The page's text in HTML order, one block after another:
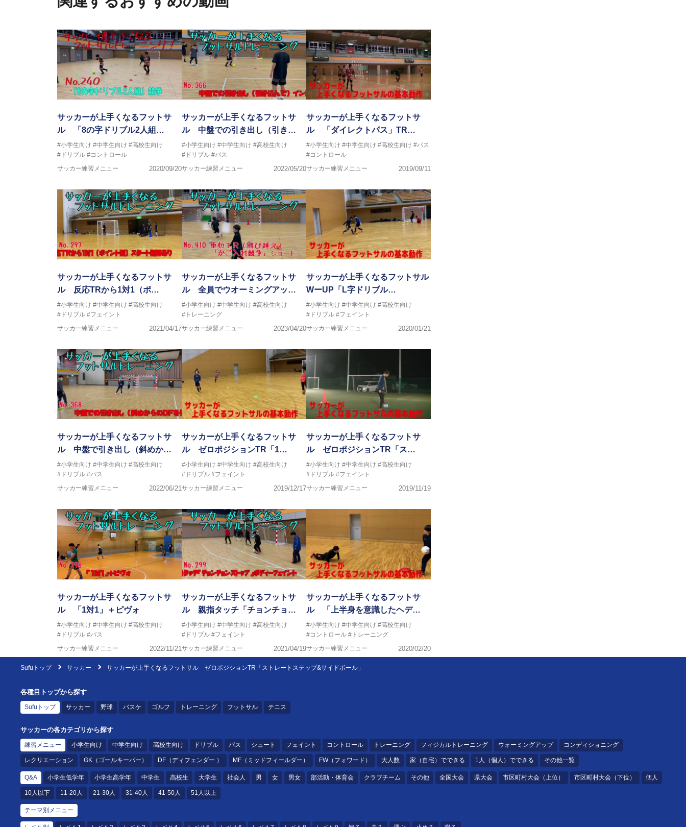
2020年 -東京ヴェルディフットサルチームＳＤ（総監督）
ットサル選手となる
そのフットサルで、日本代表、イタリアセリエＡでプレーをするまでになった経験を、より多くの
子供たちに伝えさせて頂く為に今回参加させていただきました
サッカーが上手くなるフットサ
ル 「8の字ドリブル2人組…
#小学生向け #中学生向け #高校生向け
#ドリブル #コントロール
サッカー練習メニュー
2020/09/20
サッカーが上手くなるフットサ
ル 中盤での引き出し（引き…
#小学生向け #中学生向け #高校生向け
#ドリブル #パス
サッカー練習メニュー
2022/05/20
サッカーが上手くなるフットサ
ル 「ダイレクトパス」TR…
#小学生向け #中学生向け #高校生向け #パス
#コントロール
サッカー練習メニュー
2019/09/11
サッカーが上手くなるフットサ
ル 反応TRから1対1（ポ…
#小学生向け #中学生向け #高校生向け
#ドリブル #フェイント
サッカー練習メニュー
2021/04/17
サッカーが上手くなるフットサ
ル 全員でウオーミングアッ…
#小学生向け #中学生向け #高校生向け
#トレーニング
サッカー練習メニュー
2023/04/20
サッカーが上手くなるフットサル
WーUP「L字ドリブル…
#小学生向け #中学生向け #高校生向け
#ドリブル #フェイント
サッカー練習メニュー
2020/01/21
サッカーが上手くなるフットサ
ル 中盤で引き出し（斜めか…
#小学生向け #中学生向け #高校生向け
#ドリブル #パス
サッカー練習メニュー
2022/06/21
サッカーが上手くなるフットサ
ル ゼロポジションTR「1…
#小学生向け #中学生向け #高校生向け
#ドリブル #フェイント
サッカー練習メニュー
2019/12/17
サッカーが上手くなるフットサ
ル ゼロポジションTR「ス…
#小学生向け #中学生向け #高校生向け
#ドリブル #フェイント
サッカー練習メニュー
2019/11/19
サッカーが上手くなるフットサ
ル 「1対1」＋ピヴォ
#小学生向け #中学生向け #高校生向け
#ドリブル #パス
サッカー練習メニュー
2022/11/21
サッカーが上手くなるフットサ
ル 親指タッチ「チョンチョ…
#小学生向け #中学生向け #高校生向け
#ドリブル #フェイント
サッカー練習メニュー
2021/04/19
サッカーが上手くなるフットサ
ル 「上半身を意識したヘデ…
#小学生向け #中学生向け #高校生向け
#コントロール #トレーニング
サッカー練習メニュー
2020/02/20
Sufuトップ サッカー サッカーが上手くなるフットサル ゼロポジションTR「ストレートステップ&サイドボール」
各種目トップから探す
Sufuトップ サッカー 野球 バスケ ゴルフ トレーニング フットサル テニス
サッカーの各カテゴリから探す
練習メニュー 小学生向け 中学生向け 高校生向け ドリブル パス シュート フェイント コントロール トレーニング フィジカルトレーニング ウォーミングアップ コンディショニング
レクリエーション GK（ゴールキーパー） DF（ディフェンダー ） MF（ミッドフィールダー） FW（フォワード） 大人数 家（自宅）でできる 1人（個人）でできる その他一覧
Q&A 小学生低学年 小学生高学年 中学生 高校生 大学生 社会人 男 女 男女 部活動・体育会 クラブチーム その他 全国大会 県大会 市区町村大会（上位） 市区町村大会（下位） 個人
10人以下 11-20人 21-30人 31-40人 41-50人 51人以上
テーマ別メニュー